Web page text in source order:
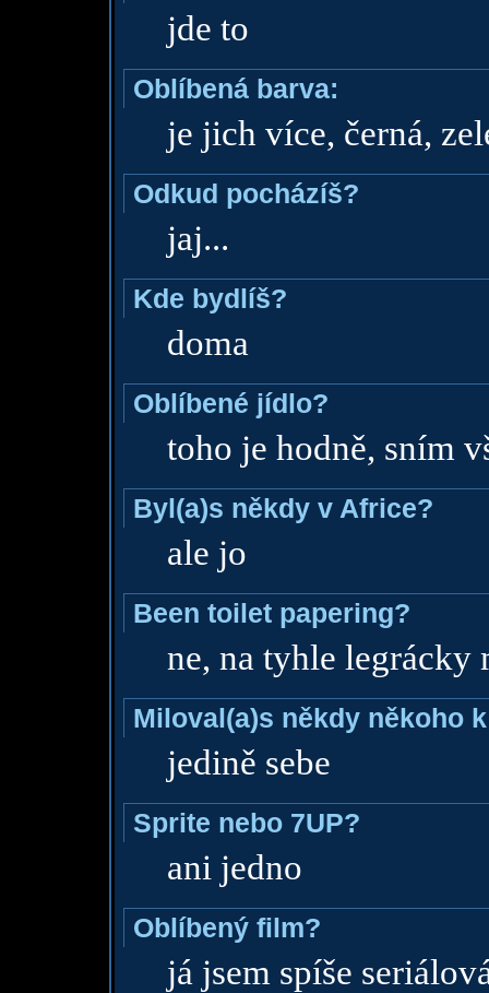
jde to
Oblíbená barva:
je jich více, černá,
Odkud pocházíš?
jaj...
Kde bydlíš?
doma
Oblíbené jídlo?
toho je hodně, sním
Byl(a)s někdy v Africe?
ale jo
Been toilet papering?
ne, na tyhle legrácky
Miloval(a)s někdy někoho
jedině sebe
Sprite nebo 7UP?
ani jedno
Oblíbený film?
já jsem spíše